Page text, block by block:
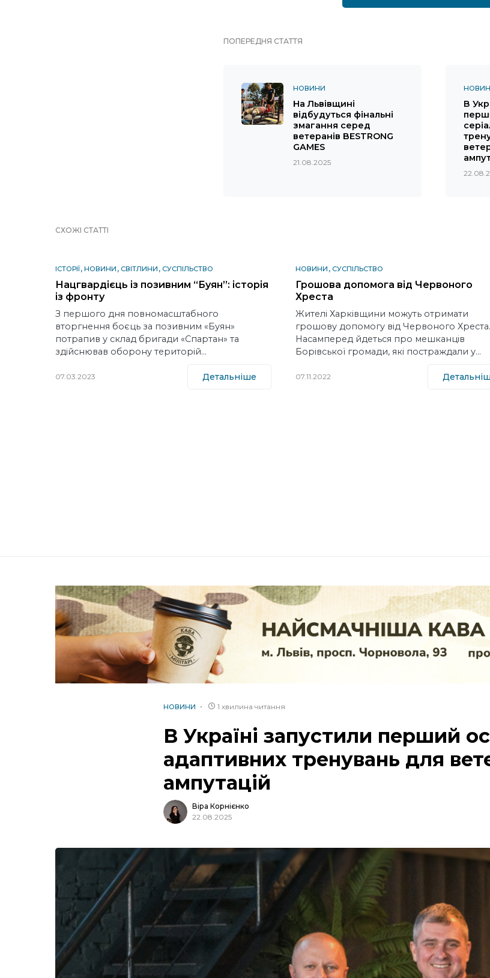
ПОПЕРЕДНЯ СТАТТЯ
НОВИНИ
На Львівщині
відбудуться фінальні
змагання серед
ветеранів BESTRONG
GAMES
21.08.2025
В
СХОЖІ СТАТТІ
ІСТОРІЇ НОВИНИ СВІТЛИНИ СУСПІЛЬСТВО
Нацгвардієць із позивним “Буян”: історія
із фронту
З першого дня повномасштабного
вторгнення боєць за позивним «Буян»
потрапив у склад бригади «Спартан» та
здійснював оборону територій…
07.03.2023 Детальніше
НОВИНИ СУСПІЛЬСТВО
Грошова допомога від Червоного
Хреста
Жителі Харківщини можуть отримати
грошову допомогу від Червоного Хреста.
Насамперед йдеться про мешканців
Борівської громади, які постраждали у…
07.11.2022
НОВИНИ 1 хвилина читання
В Україні запустили перший
адаптивних тренувань для
ампутацій
Віра Корнієнко
22.08.2025